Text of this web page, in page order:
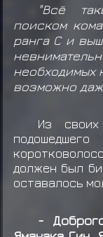
"Всё
поиском
ранга С и
необходимых
возможно
Из
должен был
оставалось
-